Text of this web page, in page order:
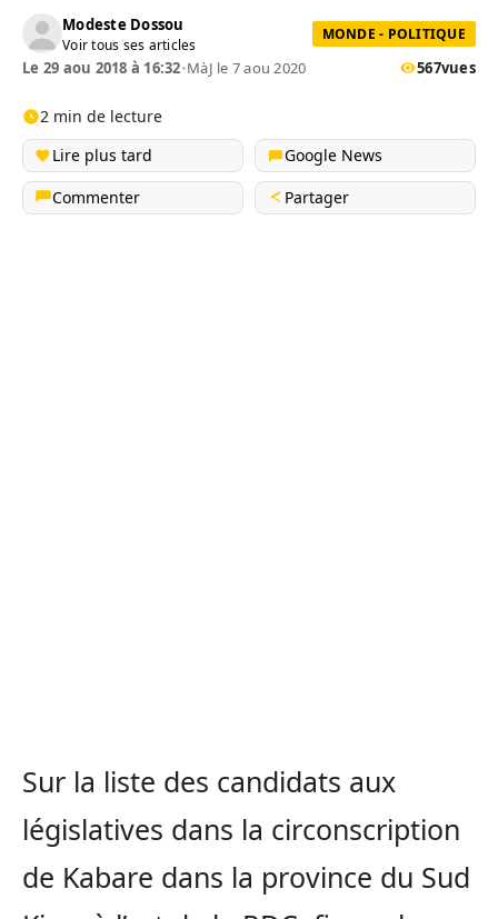
Modeste Dossou
Voir tous ses articles
MONDE - POLITIQUE
Le 29 aou 2018 à 16:32•MàJ le 7 aou 2020 567vues
2 min de lecture
Lire plus tard
Google News
Commenter
Partager
Sur la liste des candidats aux
législatives dans la circonscription
de Kabare dans la province du Sud